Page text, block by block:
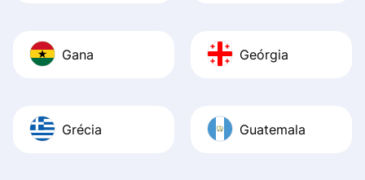
Gana Geórgia
Grécia Guatemala